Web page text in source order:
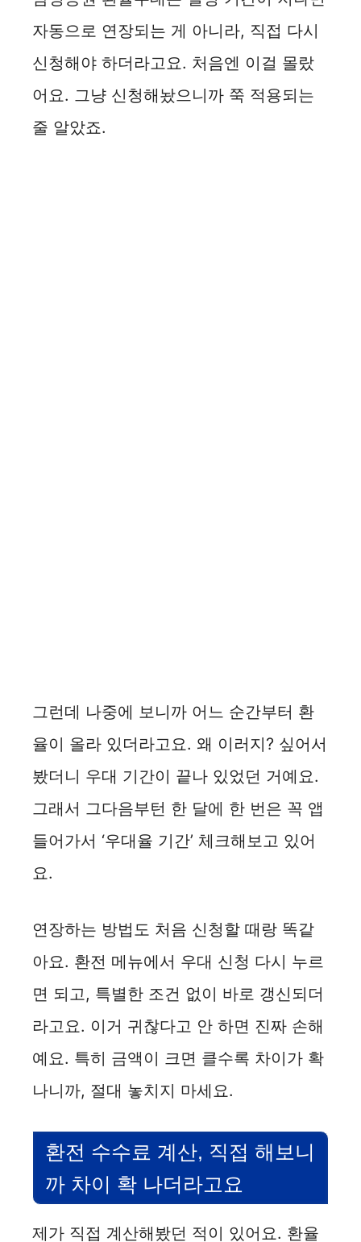
자동으로 연장되는 게 아니라, 직접 다시
신청해야 하더라고요. 처음엔 이걸 몰랐
어요. 그냥 신청해놨으니까 쭉 적용되는
줄 알았죠.
그런데 나중에 보니까 어느 순간부터 환
율이 올라 있더라고요. 왜 이러지? 싶어서
봤더니 우대 기간이 끝나 있었던 거예요.
그래서 그다음부턴 한 달에 한 번은 꼭 앱
들어가서 ‘우대율 기간’ 체크해보고 있어
요.
연장하는 방법도 처음 신청할 때랑 똑같
아요. 환전 메뉴에서 우대 신청 다시 누르
면 되고, 특별한 조건 없이 바로 갱신되더
라고요. 이거 귀찮다고 안 하면 진짜 손해
예요. 특히 금액이 크면 클수록 차이가 확
나니까, 절대 놓치지 마세요.
환전 수수료 계산, 직접 해보니
까 차이 확 나더라고요
제가 직접 계산해봤던 적이 있어요. 환율